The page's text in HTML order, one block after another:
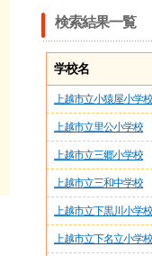
検索結果一覧
学校名
上越市立小猿屋小学校
上越市立里公小学校
上越市立三郷小学校
上越市立三和中学校
上越市立下黒川小学校
上越市立下名立小学校